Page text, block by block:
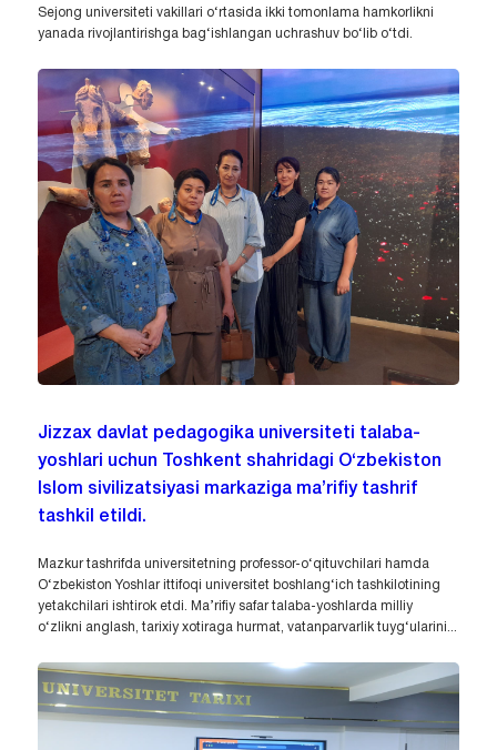
Sejong universiteti vakillari o‘rtasida ikki tomonlama hamkorlikni
yanada rivojlantirishga bag‘ishlangan uchrashuv bo‘lib o‘tdi.
Jizzax davlat pedagogika universiteti talaba-
yoshlari uchun Toshkent shahridagi O‘zbekiston
Islom sivilizatsiyasi markaziga ma’rifiy tashrif
tashkil etildi.
Mazkur tashrifda universitetning professor-o‘qituvchilari hamda
O‘zbekiston Yoshlar ittifoqi universitet boshlang‘ich tashkilotining
yetakchilari ishtirok etdi. Ma’rifiy safar talaba-yoshlarda milliy
o‘zlikni anglash, tarixiy xotiraga hurmat, vatanparvarlik tuyg‘ularini...